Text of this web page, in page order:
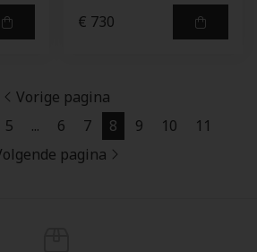
€ 730
Vorige pagina
5 ... 6 7 8 9 10
11
pagina